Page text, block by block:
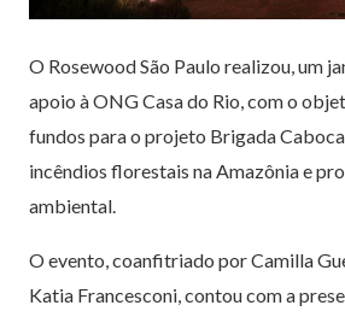
O Rosewood São Paulo realizou, um
apoio à ONG Casa do Rio, com o
fundos para o projeto Brigada
incêndios florestais na Amazônia e
ambiental.
O evento, coanfitriado por Camilla
Katia Francesconi, contou com a